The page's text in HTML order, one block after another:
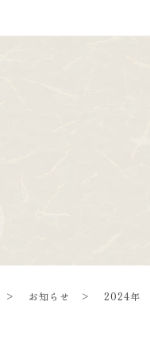
> お知らせ > 2024年